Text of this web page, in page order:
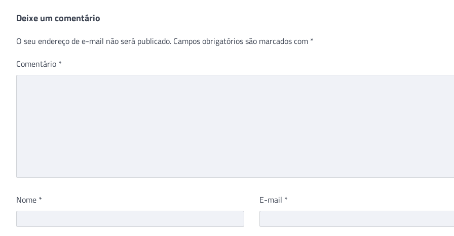
Deixe um comentário
O seu endereço de e-mail não será publicado. Campos obrigatórios são marcados com *
Comentário *
Nome * E-mail *